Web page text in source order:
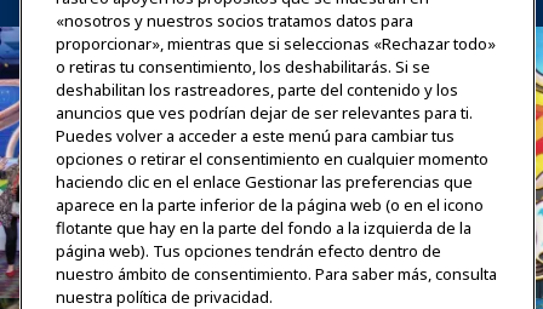
«nosotros y nuestros socios tratamos datos para
proporcionar», mientras que si seleccionas «Rechazar todo»
o retiras tu consentimiento, los deshabilitarás. Si se
deshabilitan los rastreadores, parte del contenido y los
anuncios que ves podrían dejar de ser relevantes para ti.
Puedes volver a acceder a este menú para cambiar tus
opciones o retirar el consentimiento en cualquier momento
haciendo clic en el enlace Gestionar las preferencias que
aparece en la parte inferior de la página web (o en el icono
flotante que hay en la parte del fondo a la izquierda de la
página web). Tus opciones tendrán efecto dentro de
nuestro ámbito de consentimiento. Para saber más, consulta
nuestra política de privacidad.